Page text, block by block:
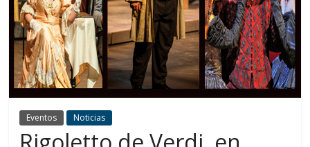
Eventos Noticias